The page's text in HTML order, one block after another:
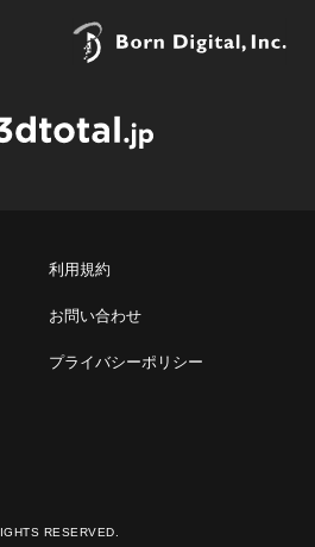
利用規約
お問い合わせ
プライバシーポリシー
RESERVED.